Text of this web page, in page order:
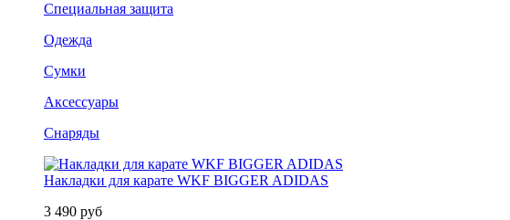
Специальная защита
Одежда
Сумки
Аксессуары
Снаряды
Накладки для карате WKF BIGGER ADIDAS
3 490 руб